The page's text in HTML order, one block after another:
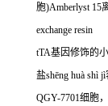
胞)Amberlyst 15
exchange resin
tTA基因修饰的
盐shēng huà shì jì
QGY-7701细胞